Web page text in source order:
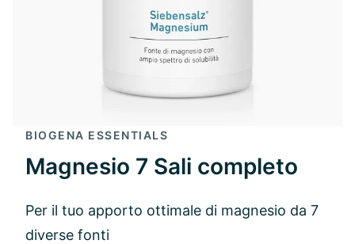
BIOGENA ESSENTIALS
Magnesio 7 Sali completo
Per il tuo apporto ottimale di magnesio da 7
diverse fonti